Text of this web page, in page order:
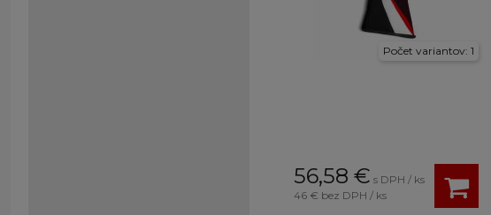
Počet variantov: 1
56,58 € s DPH / ks
46 € bez DPH / ks